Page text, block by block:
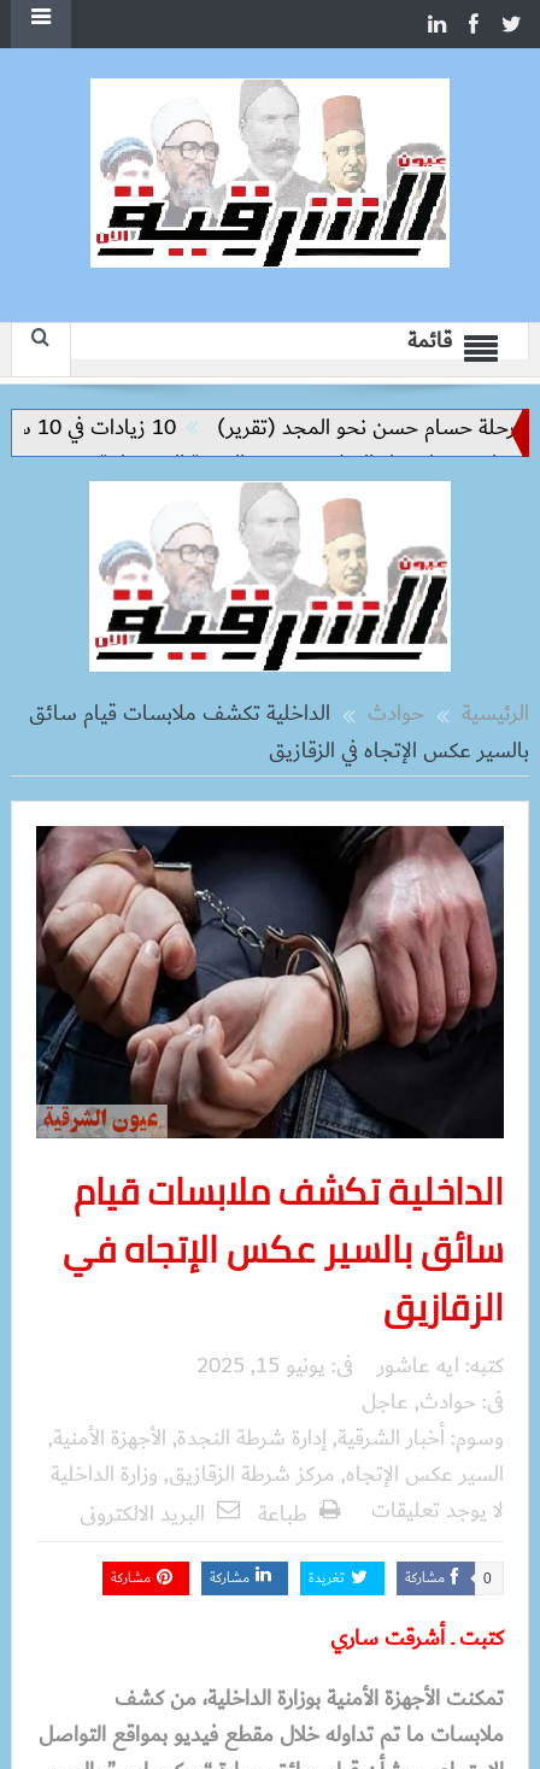
قائمة
حسام حسن نحو المجد (تقرير)
10 زيادات في 10 سنوات.. هل حان الوقت لرفع دعم البنزين نهائيا؟
مفتاح بناء السلام وتحقيق التنمية المستدامة
الرئيسية حوادث
الداخلية تكشف ملابسات قيام سائق
بالسير عكس الإتجاه في الزقازيق
الداخلية تكشف ملابسات قيام
سائق بالسير عكس الإتجاه في
الزقازيق
كتبه: ايه عاشور فى: يونيو 15, 2025
فى: حوادث, عاجل
وسوم:أخبار الشرقية, إدارة شرطة النجدة, الأجهزة الأمنية,
السير عكس الإتجاه, مركز شرطة الزقازيق, وزارة الداخلية
لا يوجد تعليقات
طباعة البريد الالكترونى
مشاركة 0 تغريدة مشاركة مشاركة
كتبت ـ أشرقت ساري
تمكنت الأجهزة الأمنية بوزارة الداخلية، من كشف
ملابسات ما تم تداوله خلال مقطع فيديو بمواقع التواصل